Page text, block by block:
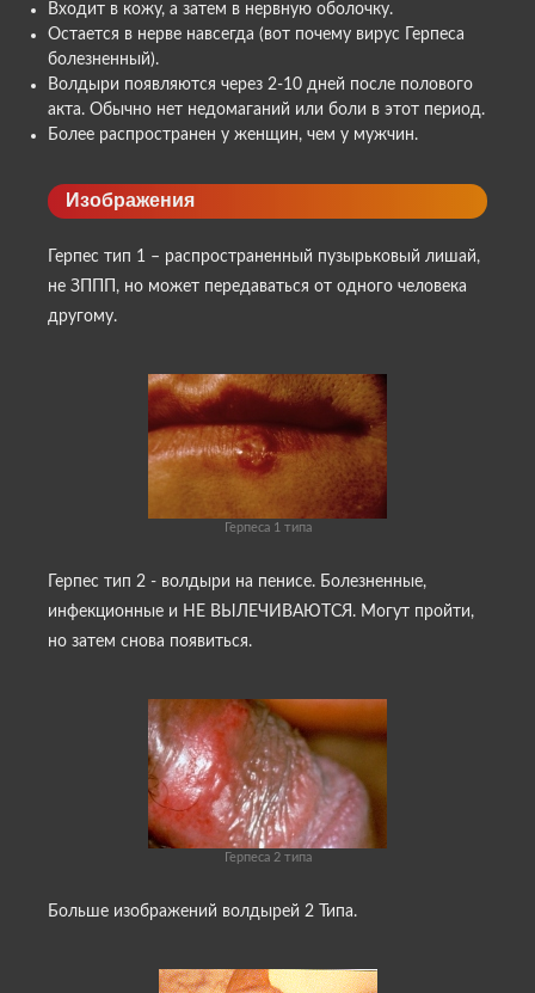
Входит в кожу, а затем в нервную оболочку.
Остается в нерве навсегда (вот почему вирус Герпеса
болезненный).
Волдыри появляются через 2-10 дней после полового
акта. Обычно нет недомаганий или боли в этот период.
Более распространен у женщин, чем у мужчин.
Изображения
Герпес тип 1 – распространенный пузырьковый лишай,
не ЗППП, но может передаваться от одного человека
другому.
Герпеса 1 типа
Герпес тип 2 - волдыри на пенисе. Болезненные,
инфекционные и НЕ ВЫЛЕЧИВАЮТСЯ. Могут пройти,
но затем снова появиться.
Герпеса 2 типа
Больше изображений волдырей 2 Типа.